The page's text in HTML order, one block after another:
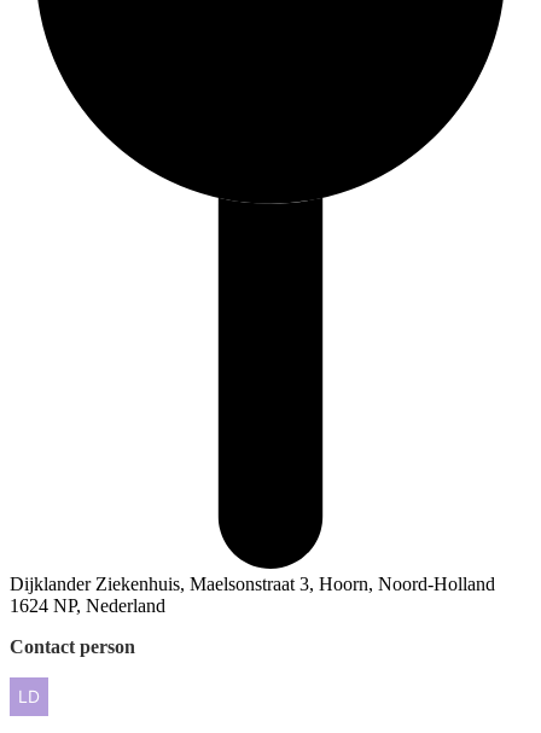
Dijklander Ziekenhuis, Maelsonstraat 3, Hoorn, Noord-Holland
1624 NP, Nederland
Contact person